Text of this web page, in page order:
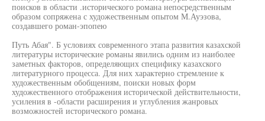
поисков в области .исторического романа непосредственным
образом сопряжена с художественным опытом М.Ауэзова,
создавшего роман-эпопею
Путь Абая". Б условиях современного этапа развития казахской
литературы исторические романы явились одним из наиболее
заметных факторов, определяющих специфику казахского
литературного процесса. Для них характерно стремление к
художественным обобщениям, поиски новых форм
художественного отображения исторической действительности,
усиления в -области расширения и углубления жанровых
возможностей исторического романа.